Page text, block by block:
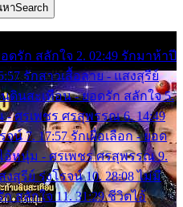
หาSearch
ดรัก สลักใจ 2. 02:49 รักมาห้าปี
รักสาวเสื้อลาย - แสงสุรีย์
ดินสะเทือน - ยอดรัก สลักใจ 5.
- ศรเพชร ศรสุพรรณ 6. 14:49
น์ 7. 17:57 รักเผื่อเลือก - ยอด
อ้หนุ่ม - ศรเพชร ศรสุพรรณ 9.
สุรีย์ รุ่งโรจน์ 10. 28:08 ไม่มี
สลักใจ 11. 31:29 ชีวิตไอ้